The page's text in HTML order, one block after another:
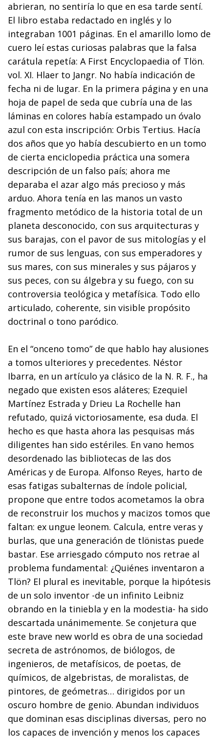
abrieran, no sentiría lo que en esa tarde sentí.
El libro estaba redactado en inglés y lo
integraban 1001 páginas. En el amarillo lomo de
cuero leí estas curiosas palabras que la falsa
carátula repetía: A First Encyclopaedia of Tlön.
vol. XI. Hlaer to Jangr. No había indicación de
fecha ni de lugar. En la primera página y en una
hoja de papel de seda que cubría una de las
láminas en colores había estampado un óvalo
azul con esta inscripción: Orbis Tertius. Hacía
dos años que yo había descubierto en un tomo
de cierta enciclopedia práctica una somera
descripción de un falso país; ahora me
deparaba el azar algo más precioso y más
arduo. Ahora tenía en las manos un vasto
fragmento metódico de la historia total de un
planeta desconocido, con sus arquitecturas y
sus barajas, con el pavor de sus mitologías y el
rumor de sus lenguas, con sus emperadores y
sus mares, con sus minerales y sus pájaros y
sus peces, con su álgebra y su fuego, con su
controversia teológica y metafísica. Todo ello
articulado, coherente, sin visible propósito
doctrinal o tono paródico.
En el “onceno tomo” de que hablo hay alusiones
a tomos ulteriores y precedentes. Néstor
Ibarra, en un artículo ya clásico de la N. R. F., ha
negado que existen esos aláteres; Ezequiel
Martínez Estrada y Drieu La Rochelle han
refutado, quizá victoriosamente, esa duda. El
hecho es que hasta ahora las pesquisas más
diligentes han sido estériles. En vano hemos
desordenado las bibliotecas de las dos
Américas y de Europa. Alfonso Reyes, harto de
esas fatigas subalternas de índole policial,
propone que entre todos acometamos la obra
de reconstruir los muchos y macizos tomos que
faltan: ex ungue leonem. Calcula, entre veras y
burlas, que una generación de tlönistas puede
bastar. Ese arriesgado cómputo nos retrae al
problema fundamental: ¿Quiénes inventaron a
Tlön? El plural es inevitable, porque la hipótesis
de un solo inventor -de un infinito Leibniz
obrando en la tiniebla y en la modestia- ha sido
descartada unánimemente. Se conjetura que
este brave new world es obra de una sociedad
secreta de astrónomos, de biólogos, de
ingenieros, de metafísicos, de poetas, de
químicos, de algebristas, de moralistas, de
pintores, de geómetras… dirigidos por un
oscuro hombre de genio. Abundan individuos
que dominan esas disciplinas diversas, pero no
los capaces de invención y menos los capaces